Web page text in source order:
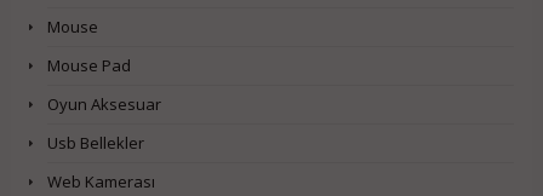
Mouse
Mouse Pad
Oyun Aksesuar
Usb Bellekler
Web Kamerası